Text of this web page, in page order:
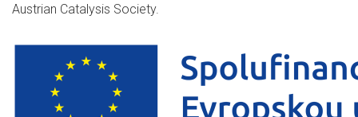
Austrian Catalysis Society.